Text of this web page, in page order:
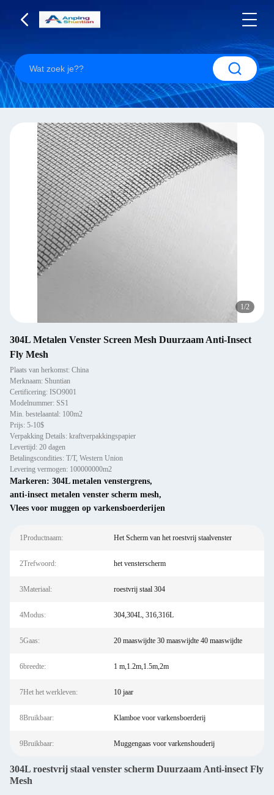
1/2
304L Metalen Venster Screen Mesh Duurzaam Anti-Insect
Fly Mesh
Plaats van herkomst: China
Merknaam: Shuntian
Certificering: ISO9001
Modelnummer: SS1
Min. bestelaantal: 100m2
Prijs: 5-10$
Verpakking Details: kraftverpakkingspapier
Levertijd: 20 dagen
Betalingscondities: T/T, Western Union
Levering vermogen: 100000000m2
Markeren: 304L metalen venstergrens,
anti-insect metalen venster scherm mesh,
Vlees voor muggen op varkensboerderijen
1Productnaam: Het Scherm van het roestvrij staalvenster
2Trefwoord: het vensterscherm
3Materiaal: roestvrij staal 304
4Modus: 304,304L, 316,316L
5Gaas: 20 maaswijdte 30 maaswijdte 40 maaswijdte
6breedte: 1 m,1.2m,1.5m,2m
7Het het werkleven: 10 jaar
8Bruikbaar: Klamboe voor varkensboerderij
9Bruikbaar: Muggengaas voor varkenshouderij
304L roestvrij staal venster scherm Duurzaam Anti-insect Fly
Mesh